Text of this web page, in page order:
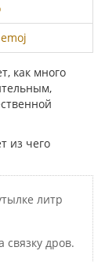
как много
из чего
литр
связку дров.